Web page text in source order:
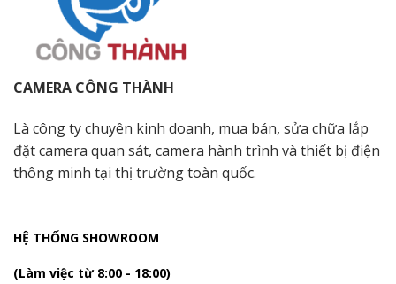
CAMERA CÔNG THÀNH
Là công ty chuyên kinh doanh, mua bán, sửa chữa lắp
đặt camera quan sát, camera hành trình và thiết bị điện
thông minh tại thị trường toàn quốc.
HỆ THỐNG SHOWROOM
(Làm việc từ 8:00 - 18:00)